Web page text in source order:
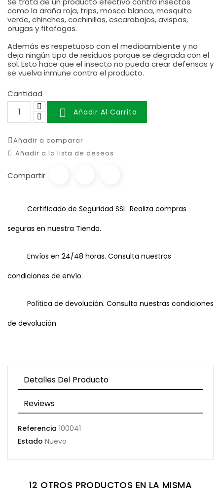
como la araña roja, trips, mosca blanca, mosquito
verde, chinches, cochinillas, escarabajos, avispas,
orugas y fitofagas.
Además es respetuoso con el medioambiente y no
deja ningún tipo de residuos porque se degrada con el
sol. Esto hace que el insecto no pueda crear defensas y
se vuelva inmune contra el producto.
Cantidad
 Añadir Al Carrito
Añadir a comparar
Añadir a la lista de deseos
Compartir
Certificado de Seguridad SSL. Realiza compras
seguras en nuestra Tienda.
Envíos en 24/48 horas. Consulta nuestras
condiciones de envío.
Política de devolución. Consulta nuestras condiciones
de devolución
Detalles Del Producto
Reviews
Referencia 100041
Estado Nuevo
12 OTROS PRODUCTOS EN LA MISMA